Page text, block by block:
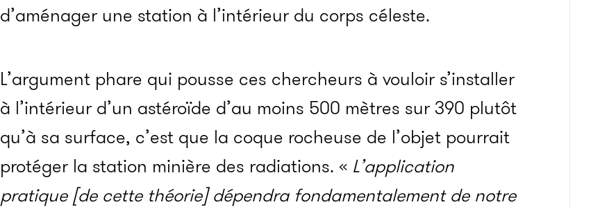
d’aménager une station à l’intérieur du corps céleste.
L’argument phare qui pousse ces chercheurs à vouloir s’installer
à l’intérieur d’un astéroïde d’au moins 500 mètres sur 390 plutôt
qu’à sa surface, c’est que la coque rocheuse de l’objet pourrait
protéger la station minière des radiations. « L’application
pratique [de cette théorie] dépendra fondamentalement de notre